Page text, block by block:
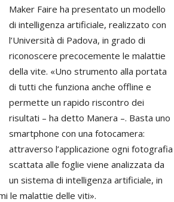
Maker Faire ha presentato un modello
di intelligenza artificiale, realizzato con
l’Università di Padova, in grado di
riconoscere precocemente le malattie
della vite. «Uno strumento alla portata
di tutti che funziona anche offline e
permette un rapido riscontro dei
risultati – ha detto Manera –. Basta uno
smartphone con una fotocamera:
attraverso l’applicazione ogni fotografia
scattata alle foglie viene analizzata da
un sistema di intelligenza artificiale, in
le malattie delle viti».